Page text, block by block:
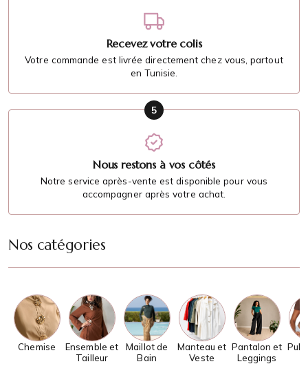
Recevez votre colis
Votre commande est livrée directement chez vous, partout
en Tunisie.
5
Nous restons à vos côtés
Notre service après-vente est disponible pour vous
accompagner après votre achat.
Nos catégories
Chemise
Ensemble et
Tailleur
Maillot de
Bain
Manteau et
Veste
Pantalon et
Leggings
Pull